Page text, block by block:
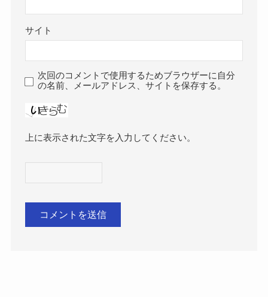
サイト
次回のコメントで使用するためブラウザーに自分
の名前、メールアドレス、サイトを保存する。
上に表示された文字を入力してください。